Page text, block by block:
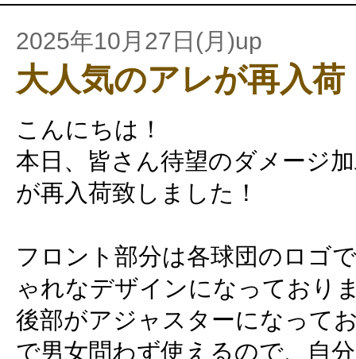
2025年10月27日(月)up
大人気のアレが再入荷
こんにちは！
本日、皆さん待望のダメージ
が再入荷致しました！
フロント部分は各球団のロゴ
ゃれなデザインになっており
後部がアジャスターになって
で男女問わず使えるので、自